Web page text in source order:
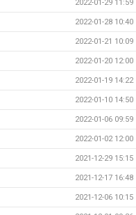
2022-01-29 11:59
2022-01-28 10:40
2022-01-21 10:09
2022-01-20 12:00
2022-01-19 14:22
2022-01-10 14:50
2022-01-06 09:59
2022-01-02 12:00
2021-12-29 15:15
2021-12-17 16:48
2021-12-06 10:15